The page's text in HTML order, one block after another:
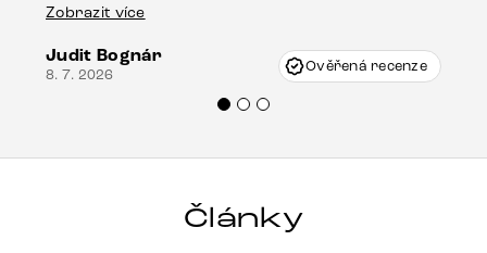
drobné poškození u nohy stolu, které mohlo
Vincze mi velmi korektně vyšli vstříc.
Doporučuji produkty Delife všem.“
Zobrazit více
Judit Bognár
8. 7. 2026 Ověřená recenze
Články